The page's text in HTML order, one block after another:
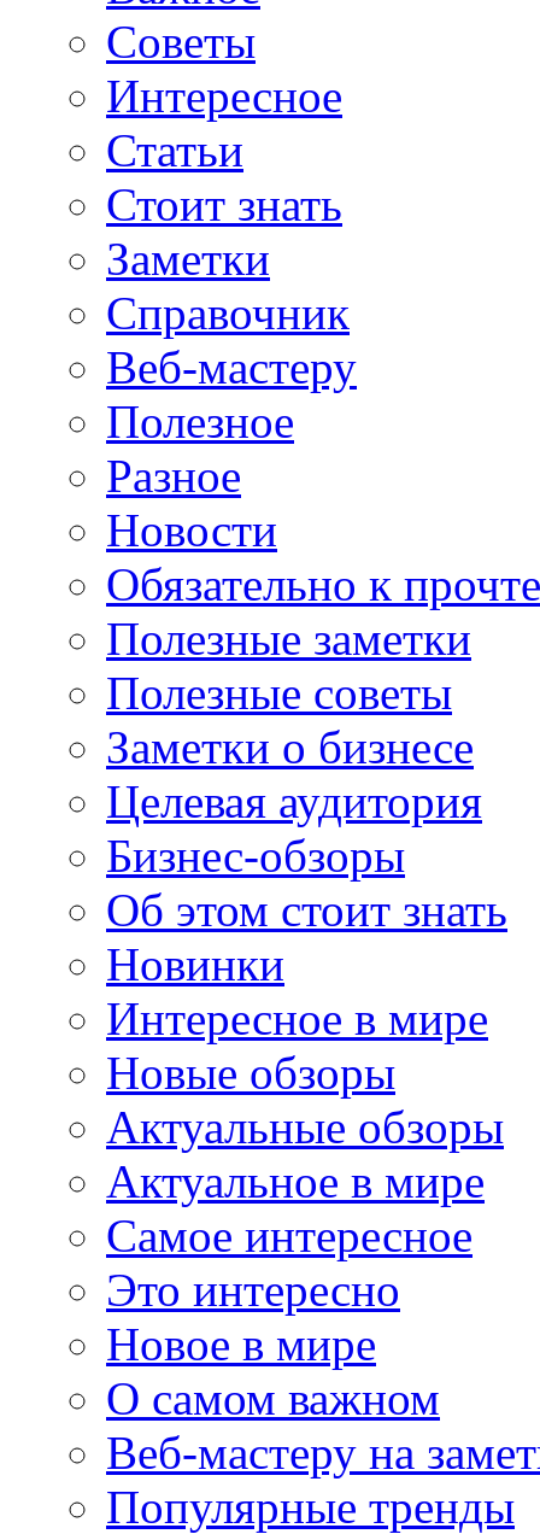
Советы
Интересное
Статьи
Стоит знать
Заметки
Справочник
Веб-мастеру
Полезное
Разное
Новости
Обязательно к
Полезные заметки
Полезные советы
Заметки о бизнесе
Целевая аудитория
Бизнес-обзоры
Об этом стоит знать
Новинки
Интересное в мире
Новые обзоры
Актуальные обзоры
Актуальное в мире
Самое интересное
Это интересно
Новое в мире
О самом важном
Веб-мастеру на
Популярные тренды